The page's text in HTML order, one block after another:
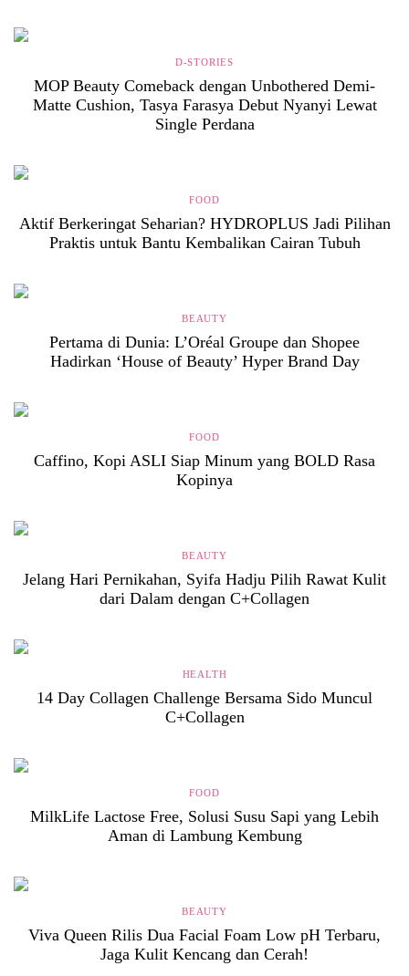
D-STORIES
MOP Beauty Comeback dengan Unbothered Demi-
Matte Cushion, Tasya Farasya Debut Nyanyi Lewat
Single Perdana
FOOD
Aktif Berkeringat Seharian? HYDROPLUS Jadi Pilihan
Praktis untuk Bantu Kembalikan Cairan Tubuh
BEAUTY
Pertama di Dunia: L’Oréal Groupe dan Shopee
Hadirkan ‘House of Beauty’ Hyper Brand Day
FOOD
Caffino, Kopi ASLI Siap Minum yang BOLD Rasa
Kopinya
BEAUTY
Jelang Hari Pernikahan, Syifa Hadju Pilih Rawat Kulit
dari Dalam dengan C+Collagen
HEALTH
14 Day Collagen Challenge Bersama Sido Muncul
C+Collagen
FOOD
MilkLife Lactose Free, Solusi Susu Sapi yang Lebih
Aman di Lambung Kembung
BEAUTY
Viva Queen Rilis Dua Facial Foam Low pH Terbaru,
Jaga Kulit Kencang dan Cerah!